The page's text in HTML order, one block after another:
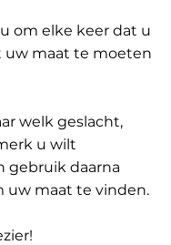
om elke keer dat u
uw maat te moeten
welk geslacht,
u wilt
gebruik daarna
uw maat te vinden.